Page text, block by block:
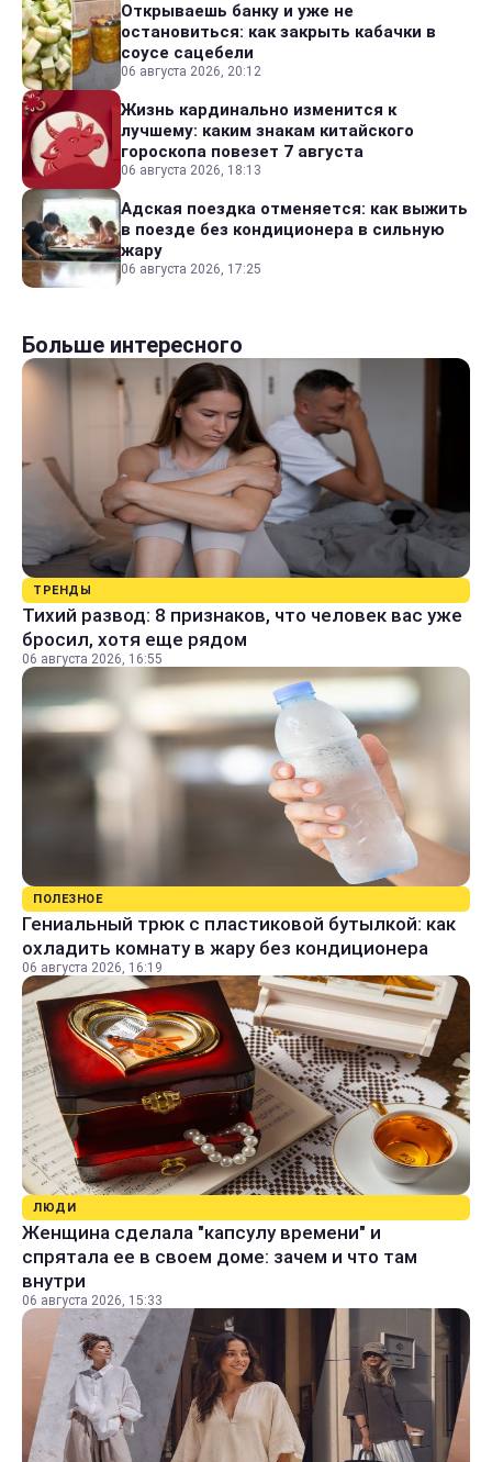
Открываешь банку и уже не
остановиться: как закрыть кабачки в
соусе сацебели
06 августа 2026, 20:12
Жизнь кардинально изменится к
лучшему: каким знакам китайского
гороскопа повезет 7 августа
06 августа 2026, 18:13
Адская поездка отменяется: как выжить
в поезде без кондиционера в сильную
жару
06 августа 2026, 17:25
Больше интересного
ТРЕНДЫ
Тихий развод: 8 признаков, что человек вас уже
бросил, хотя еще рядом
06 августа 2026, 16:55
ПОЛЕЗНОЕ
Гениальный трюк с пластиковой бутылкой: как
охладить комнату в жару без кондиционера
06 августа 2026, 16:19
ЛЮДИ
Женщина сделала "капсулу времени" и
спрятала ее в своем доме: зачем и что там
внутри
06 августа 2026, 15:33